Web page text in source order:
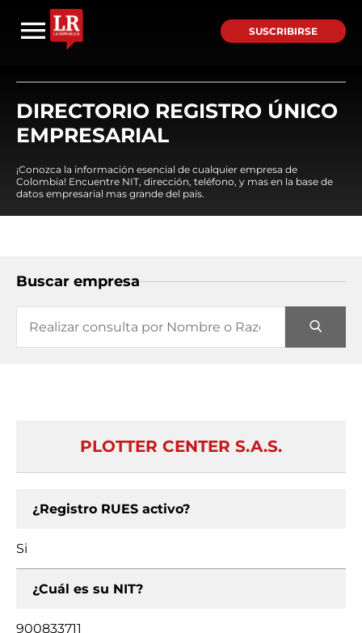
SUSCRIBIRSE
DIRECTORIO REGISTRO ÚNICO
EMPRESARIAL
¡Conozca la información esencial de cualquier empresa de
Colombia! Encuentre NIT, dirección, teléfono, y mas en la base de
datos empresarial mas grande del país.
Buscar empresa
PLOTTER CENTER S.A.S.
¿Registro RUES activo?
Si
¿Cuál es su NIT?
900833711